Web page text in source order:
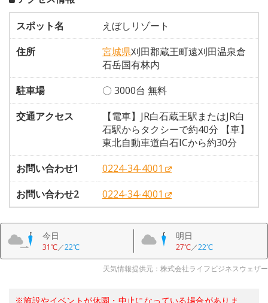
スポット名
えぼしリゾート
住所
宮城県刈田郡蔵王町遠刈田温泉倉
石岳国有林内
駐車場
〇 3000台 無料
交通アクセス
【電車】JR白石蔵王駅またはJR白
石駅からタクシーで約40分 【車】
東北自動車道白石ICから約30分
お問い合わせ1
0224-34-4001
お問い合わせ2
0224-34-4001
今日
31℃／22℃
明日
27℃／22℃
天気情報提供元：株式会社ライフビジネスウェザー
※施設やイベントが休園・中止になっている場合がありま